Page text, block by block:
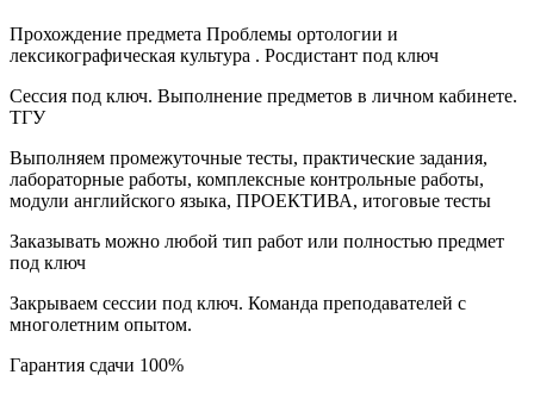
Прохождение предмета Проблемы ортологии и
лексикографическая культура . Росдистант под ключ
Сессия под ключ. Выполнение предметов в личном кабинете.
ТГУ
Выполняем промежуточные тесты, практические задания,
лабораторные работы, комплексные контрольные работы,
модули английского языка, ПРОЕКТИВА, итоговые тесты
Заказывать можно любой тип работ или полностью предмет
под ключ
Закрываем сессии под ключ. Команда преподавателей с
многолетним опытом.
Гарантия сдачи 100%